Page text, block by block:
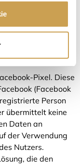
werden
an die
technische
Pixel. Diese
(Facebook
Person
übermittelt keine
Daten an
der Verwendung
Nutzers.
die den